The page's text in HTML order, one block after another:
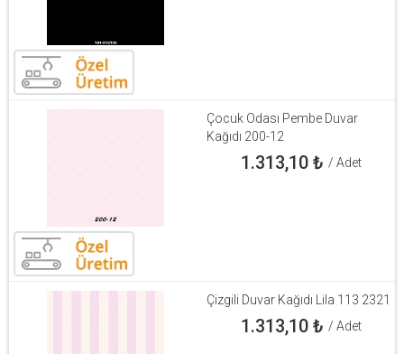
Çocuk Odası Pembe Duvar
Kağıdı 200-12
1.313,10₺ / Adet
Çizgili Duvar Kağıdı Lila 113 2321
1.313,10₺ / Adet